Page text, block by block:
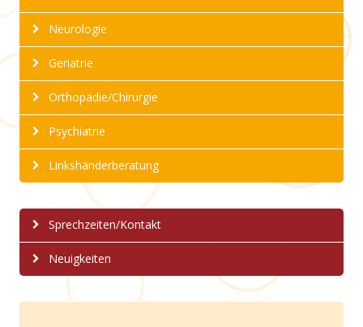
Neurologie
Geriatrie
Orthopädie/Chirurgie
Psychiatrie
Linkshänderberatung
Sprechzeiten/Kontakt
Neuigkeiten